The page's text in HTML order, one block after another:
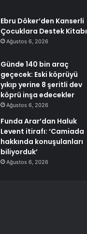
Ebru Döker’den Kanserli
Çocuklara Destek Kitabı
Ağustos 6, 2026
Günde 140 bin araç
geçecek: Eski köprüyü
yıkıp yerine 8 şeritli dev
köprü inşa edecekler
Ağustos 6, 2026
Funda Arar’dan Haluk
Levent itirafı: ‘Camiada
hakkında konuşulanları
biliyorduk’
Ağustos 6, 2026